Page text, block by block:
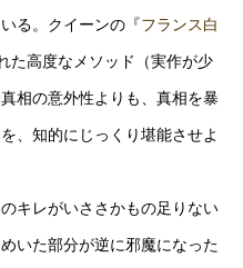
る。クイーンの『フランス白
た高度なメソッド（実作が少
相の意外性よりも、真相を暴
、知的にじっくり堪能させよ
キレがいささかもの足りない
いた部分が逆に邪魔になった